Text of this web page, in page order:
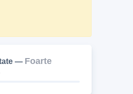
— Foarte